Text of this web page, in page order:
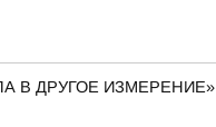
В ДРУГОЕ ИЗМЕРЕНИЕ»